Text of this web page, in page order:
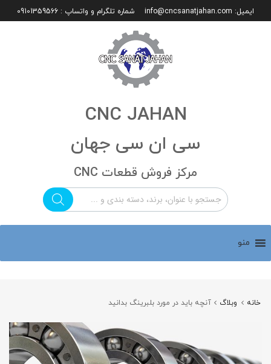
ایمیل: info@cncsanatjahan.com شماره تلگرام و واتساپ : 09101359566
CNC JAHAN
سی ان سی جهان
مرکز فروش قطعات CNC
منو
خانه وبلاگ آنچه باید در مورد بلبرینگ بدانید